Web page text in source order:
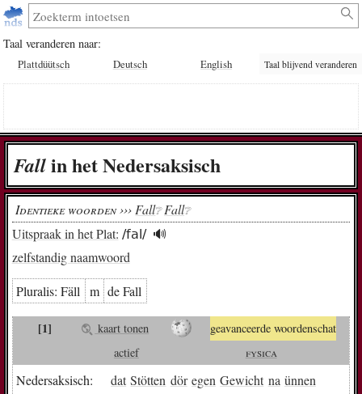
Taal veranderen naar:
Plattdüütsch Deutsch English Taal blijvend veranderen
Fallin het Nedersaksisch
Uitspraak in het Plat: /fal/ 🔊︎
zelfstandig naamwoord
Pluralis:Fäll m de Fall
[1] kaart tonen
geavanceerde woordenschat
actief
fysica
Nedersaksisch: dat Stötten dör egen Gewicht na ünnen
Identieke woorden ››› Fall❔︎ Fall❔︎